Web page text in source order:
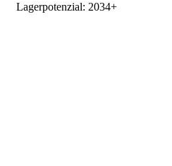
Lagerpotenzial: 2034+